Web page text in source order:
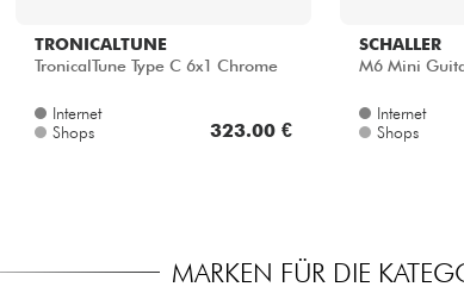
TRONICALTUNE
TronicalTune Type C 6x1 Chrome
Internet
Shops
323.00 €
SCHALLER
M6 Mini
Internet
Shops
MARKEN FÜR DIE